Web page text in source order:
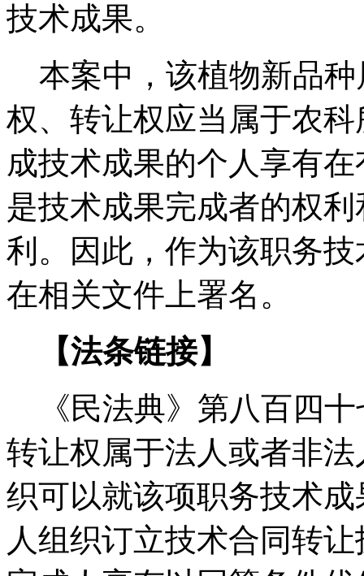
技术成果。
本案中，该植物新品种
权、转让权应当属于农
成技术成果的个人享有
是技术成果完成者的权
利。因此，作为该职务
在相关文件上署名。
【法条链接】
《民法典》第八百四十
转让权属于法人或者非
织可以就该项职务技术
人组织订立技术合同转